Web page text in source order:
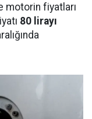
motorin fiyatları
80 lirayı